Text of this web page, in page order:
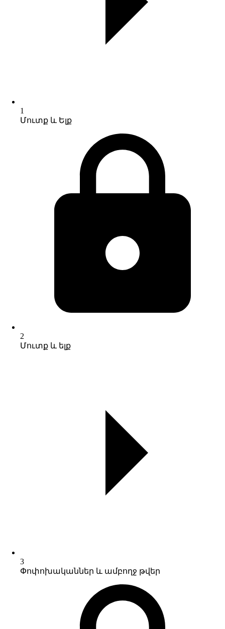
1
Մուտք և Ելք
2
Մուտք և ելք
3
Փոփոխականներ և ամբողջ թվեր